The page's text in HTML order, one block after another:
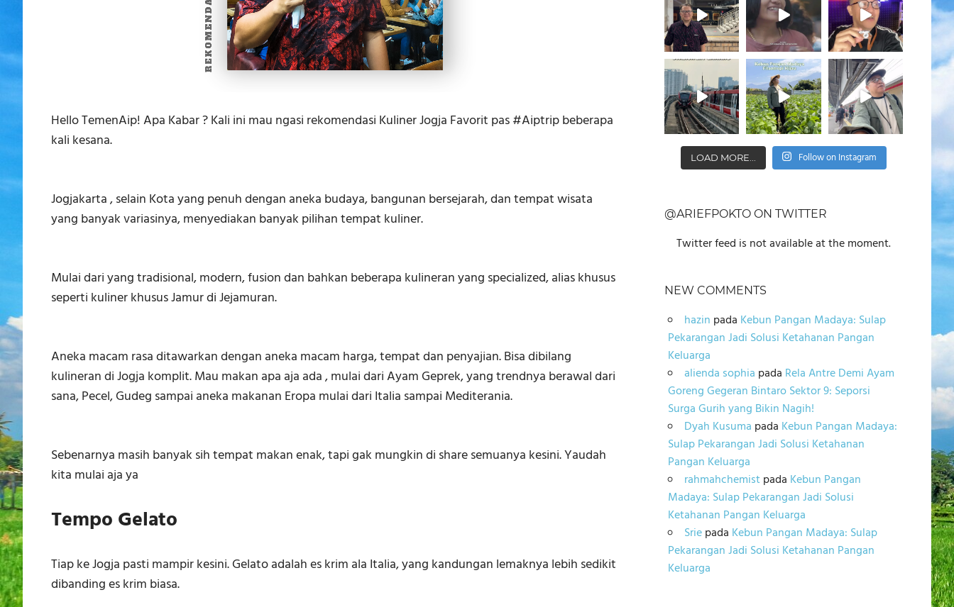
Hello TemenAip! Apa Kabar ? Kali ini mau ngasi rekomendasi Kuliner Jogja Favorit pas #Aiptrip beberapa
kali kesana.
Jogjakarta , selain Kota yang penuh dengan aneka budaya, bangunan bersejarah, dan tempat wisata
yang banyak variasinya, menyediakan banyak pilihan tempat kuliner.
Mulai dari yang tradisional, modern, fusion dan bahkan beberapa kulineran yang specialized, alias khusus
seperti kuliner khusus Jamur di Jejamuran.
Aneka macam rasa ditawarkan dengan aneka macam harga, tempat dan penyajian. Bisa dibilang
kulineran di Jogja komplit. Mau makan apa aja ada , mulai dari Ayam Geprek, yang trendnya berawal dari
sana, Pecel, Gudeg sampai aneka makanan Eropa mulai dari Italia sampai Mediterania.
Sebenarnya masih banyak sih tempat makan enak, tapi gak mungkin di share semuanya kesini. Yaudah
kita mulai aja ya
Tempo Gelato
Tiap ke Jogja pasti mampir kesini. Gelato adalah es krim ala Italia, yang kandungan lemaknya lebih sedikit
dibanding es krim biasa.
LOAD MORE... Follow on Instagram
@ARIEFPOKTO ON TWITTER
Twitter feed is not available at the moment.
NEW COMMENTS
hazin pada Kebun Pangan Madaya: Sulap
Pekarangan Jadi Solusi Ketahanan Pangan
Keluarga
alienda sophia pada Rela Antre Demi Ayam
Goreng Gegeran Bintaro Sektor 9: Seporsi
Surga Gurih yang Bikin Nagih!
Dyah Kusuma pada Kebun Pangan Madaya:
Sulap Pekarangan Jadi Solusi Ketahanan
Pangan Keluarga
rahmahchemistpada Kebun Pangan
Madaya: Sulap Pekarangan Jadi Solusi
Ketahanan Pangan Keluarga
Sriepada Kebun Pangan Madaya: Sulap
Pekarangan Jadi Solusi Ketahanan Pangan
Keluarga